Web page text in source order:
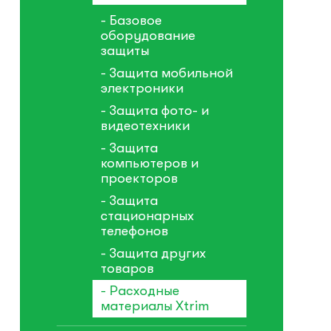
- Базовое
оборудование
защиты
- Защита мобильной
электроники
- Защита фото- и
видеотехники
- Защита
компьютеров и
проекторов
- Защита
стационарных
телефонов
- Защита других
товаров
- Расходные
материалы Xtrim